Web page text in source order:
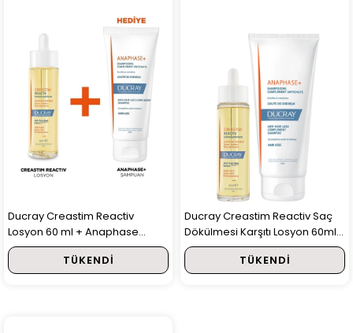
Ducray Creastim Reactiv
Losyon 60 ml + Anaphase
Şampuan 100 ml HEDİYE!
TÜKENDI
Ducray Creastim Reactiv Saç
Dökülmesi Karşıtı Losyon 60ml
+ Anaphase Şampuan 100ml
Hediye
TÜKENDI